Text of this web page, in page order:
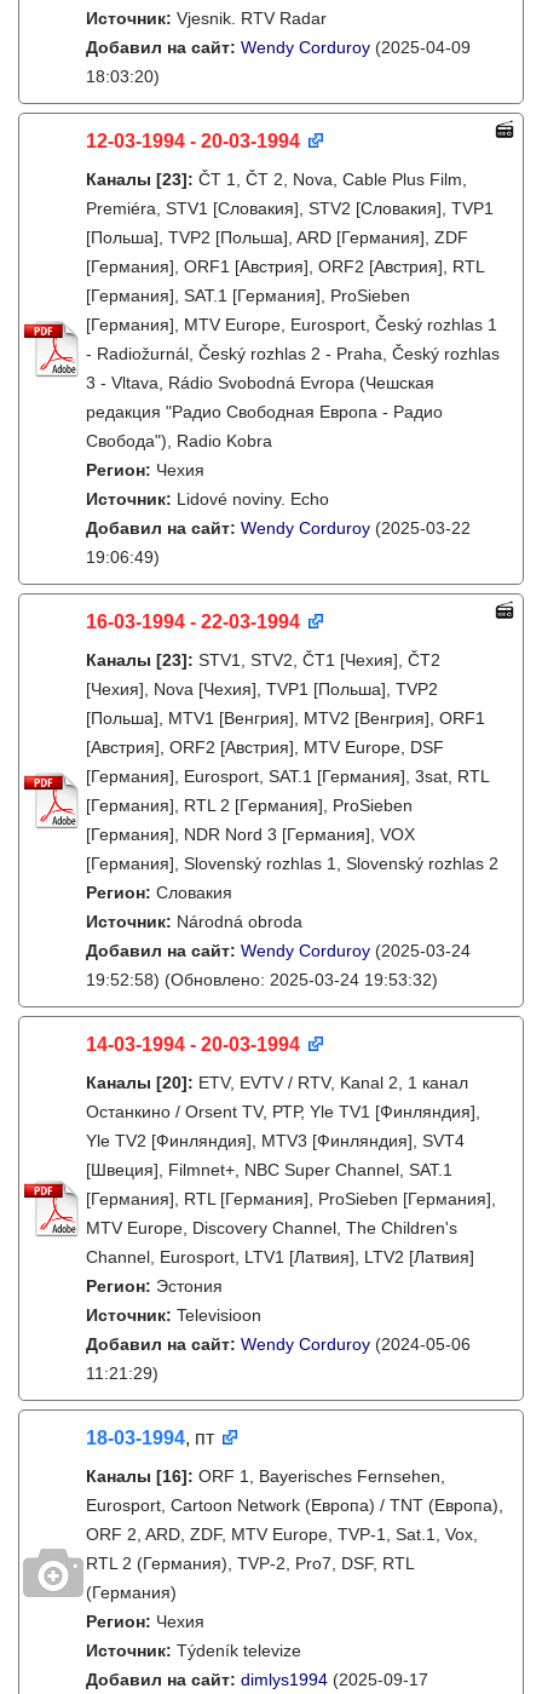
Источник: Vjesnik. RTV Radar
Добавил на сайт: Wendy Corduroy (2025-04-09
18:03:20)
12-03-1994 - 20-03-1994
Каналы [23]: ČT 1, ČT 2, Nova, Cable Plus Film,
Premiéra, STV1 [Словакия], STV2 [Словакия], TVP1
[Польша], TVP2 [Польша], ARD [Германия], ZDF
[Германия], ORF1 [Австрия], ORF2 [Австрия], RTL
[Германия], SAT.1 [Германия], ProSieben
[Германия], MTV Europe, Eurosport, Český rozhlas 1
- Radiožurnál, Český rozhlas 2 - Praha, Český rozhlas
3 - Vltava, Rádio Svobodná Evropa (Чешская
редакция "Радио Свободная Европа - Радио
Свобода"), Radio Kobra
Регион: Чехия
Источник: Lidové noviny. Echo
Добавил на сайт: Wendy Corduroy (2025-03-22
19:06:49)
16-03-1994 - 22-03-1994
Каналы [23]: STV1, STV2, ČT1 [Чехия], ČT2
[Чехия], Nova [Чехия], TVP1 [Польша], TVP2
[Польша], MTV1 [Венгрия], MTV2 [Венгрия], ORF1
[Австрия], ORF2 [Австрия], MTV Europe, DSF
[Германия], Eurosport, SAT.1 [Германия], 3sat, RTL
[Германия], RTL 2 [Германия], ProSieben
[Германия], NDR Nord 3 [Германия], VOX
[Германия], Slovenský rozhlas 1, Slovenský rozhlas 2
Регион: Словакия
Источник: Národná obroda
Добавил на сайт: Wendy Corduroy (2025-03-24
19:52:58) (Обновлено: 2025-03-24 19:53:32)
14-03-1994 - 20-03-1994
Каналы [20]: ETV, EVTV / RTV, Kanal 2, 1 канал
Останкино / Orsent TV, РТР, Yle TV1 [Финляндия],
Yle TV2 [Финляндия], MTV3 [Финляндия], SVT4
[Швеция], Filmnet+, NBC Super Channel, SAT.1
[Германия], RTL [Германия], ProSieben [Германия],
MTV Europe, Discovery Channel, The Children's
Channel, Eurosport, LTV1 [Латвия], LTV2 [Латвия]
Регион: Эстония
Источник: Televisioon
Добавил на сайт: Wendy Corduroy (2024-05-06
11:21:29)
18-03-1994, пт
Каналы [16]: ORF 1, Bayerisches Fernsehen,
Eurosport, Cartoon Network (Европа) / TNT (Европа),
ORF 2, ARD, ZDF, MTV Europe, TVP-1, Sat.1, Vox,
RTL 2 (Германия), TVP-2, Pro7, DSF, RTL
(Германия)
Регион: Чехия
Источник: Týdeník televize
Добавил на сайт: dimlys1994 (2025-09-17